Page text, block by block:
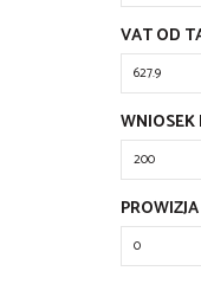
VAT OD
PROWIZJA